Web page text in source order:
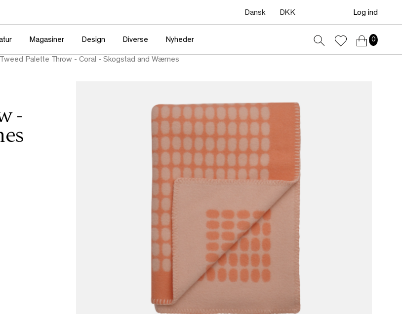
Dansk DKK Log ind
Magasiner Design Diverse Nyheder 0
Palette Throw - Coral - Skogstad and Wærnes
-